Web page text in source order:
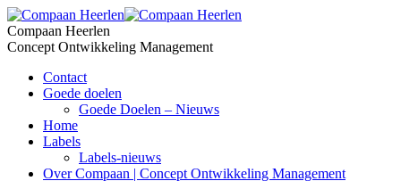
Skip
to
content
Compaan Heerlen
Concept Ontwikkeling Management
Contact
Goede doelen
Goede Doelen – Nieuws
Home
Labels
Labels-nieuws
Over Compaan | Concept Ontwikkeling Management